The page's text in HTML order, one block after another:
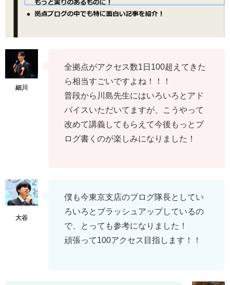
全拠点がアクセス数1日100超えてきた
ら相当すごいですよね！！！
普段から川島先生にはいろいろとアド
バイスいただいてますが、こうやって
改めて講義してもらえて今後もっとブ
ログ書くのが楽しみになりました！
僕も今東京支店のブログ隊長としてい
ろいろとブラッシュアップしているの
で、とっても参考になりました！
頑張って100アクセス目指します！！